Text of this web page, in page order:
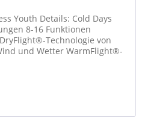
Youth Details: Cold Days
8-16 Funktionen
Technologie von
und Wetter WarmFlight®-